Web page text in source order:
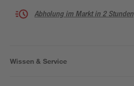
Abholung im Markt in 2 Stunden
Wissen & Service